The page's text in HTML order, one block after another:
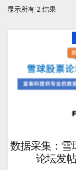
显示所有 2 结果按
评
序
数据采集：雪
论坛发